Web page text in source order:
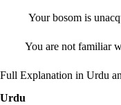
Your bosom is
You are not familiar
Full Explanation in Urdu
Urdu